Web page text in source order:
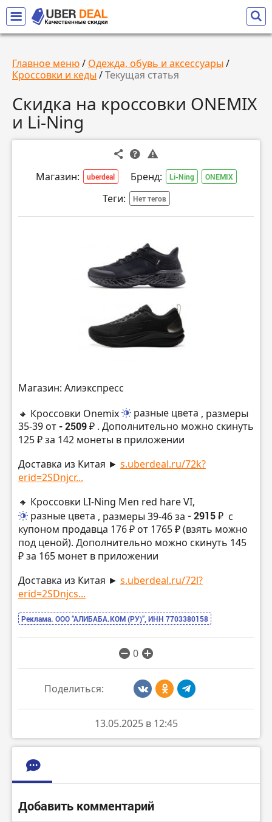
Главное меню/ Одежда, обувь и аксессуары /
Кроссовки и кеды /Текущая статья
Скидка на кроссовки ONEMIX
и Li-Ning
Магазин: uberdeal Бренд: Li-Ning ONEMIX
Теги: Нет тегов
Магазин: Алиэкспресс
🔸 Кроссовки Onemix
разные цвета , размеры
35-39 от- 2509 ₽ . Дополнительно можно скинуть
125 ₽ за 142 монеты в приложении
Доставка из Китая ► s.uberdeal.ru/72k?
erid=2SDnjcr...
🔸 Кроссовки LI-Ning Men red hare VI,
разные цвета , размеры 39-46 за - 2915 ₽ с
купоном продавца 176 ₽ от 1765 ₽ (взять можно
под ценой). Дополнительно можно скинуть 145
₽ за 165 монет в приложении
Доставка из Китая ► s.uberdeal.ru/72l?
erid=2SDnjcs...
Реклама. ООО “АЛИБАБА.КОМ (РУ)”, ИНН 7703380158
0
Поделиться:
13.05.2025 в 12:45
Добавить комментарий